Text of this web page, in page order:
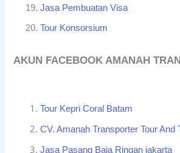
Jasa Pembuatan Visa
Tour Konsorsium
AKUN FACEBOOK AMANAH
Tour Kepri Coral Batam
CV. Amanah Transporter Tour And
Jasa Pasang Baja Ringan jakarta